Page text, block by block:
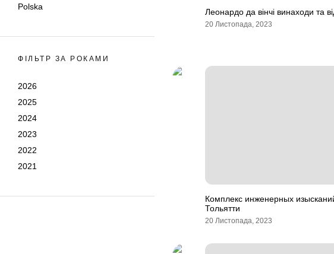
Polska
ФІЛЬТР ЗА РОКАМИ
2026
2025
2024
2023
2022
2021
Леонардо да вінчі винаходи та
20 Листопада, 2023
Комплекс инженерных
Тольятти
20 Листопада, 2023